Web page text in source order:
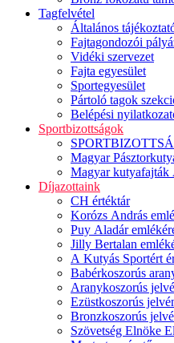
Tagfelvétel
Általános
Fajtagondozói
Vidéki szervezet
Fajta egyesület
Sportegyesület
Pártoló tagok
Belépési
Sportbizottságok
Magyar
Magyar kutyafajták
Díjazottaink
CH értéktár
Korózs András
Puy Aladár
Jilly Bertalan
A Kutyás Sportért
Babérkoszorús
Aranykoszorús
Ezüstkoszorús
Bronzkoszorús
Szövetség Elnöke